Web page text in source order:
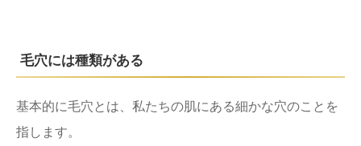
毛穴には種類がある
基本的に毛穴とは、私たちの肌にある細かな穴のことを
指します。